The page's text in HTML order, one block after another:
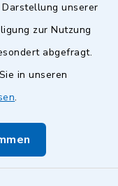
unserer
zur Nutzung
abgefragt.
in unseren
.